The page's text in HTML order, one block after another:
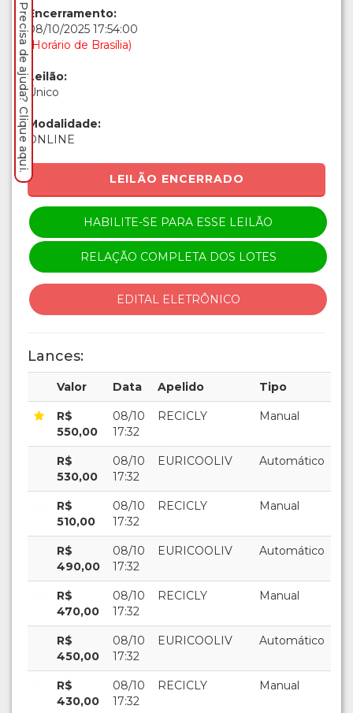
Encerramento:
08/10/2025 17:54:00
(Horário de Brasília)
Leilão:
Único
Modalidade:
ONLINE
LEILÃO ENCERRADO
HABILITE-SE PARA ESSE LEILÃO
RELAÇÃO COMPLETA DOS LOTES
EDITAL ELETRÔNICO
Lances:
Valor Data Apelido Tipo
R$
550,00
08/10
17:32
RECICLY Manual
R$
530,00
08/10
17:32
EURICOOLIV Automático
R$
510,00
08/10
17:32
RECICLY Manual
R$
490,00
08/10
17:32
EURICOOLIV Automático
R$
470,00
08/10
17:32
RECICLY Manual
R$
450,00
08/10
17:32
EURICOOLIV Automático
R$
430,00
08/10
17:32
RECICLY Manual
Precisa de ajuda? Clique aqui.